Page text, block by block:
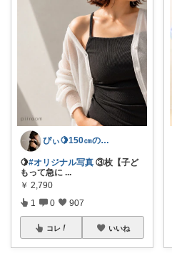
ぴぃ🍋150㎝の心地いい暮らし🧺ˊ˗
🍋#オリジナル写真 ③枚【子ど
もって急に ...
￥ 2,790
1 0 907
コレ いいね